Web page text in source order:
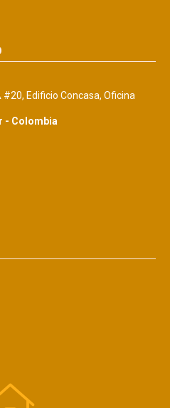
Edificio Concasa, Oficina
- Colombia